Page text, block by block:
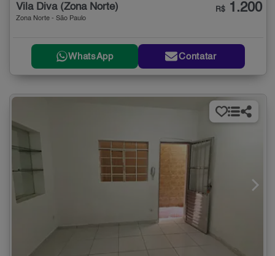
Vila Diva (Zona Norte)
Zona Norte - São Paulo
R$ 1.200
WhatsApp Contatar